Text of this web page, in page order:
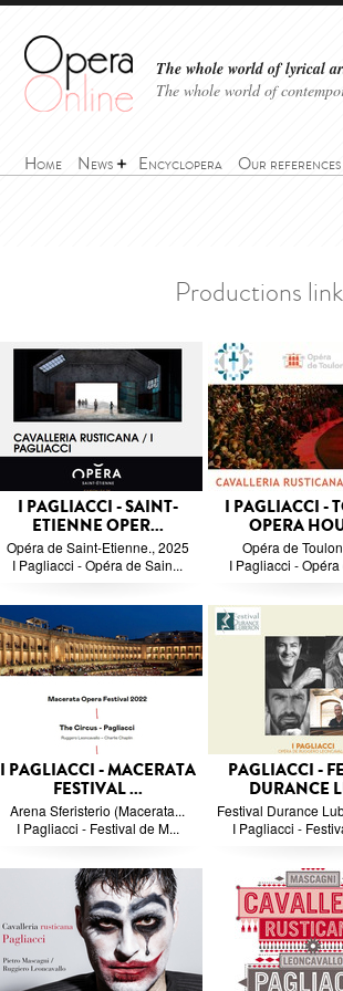
The whole world of lyrical
The whole world of
Home News Encyclopera Our references
Productions
I PAGLIACCI - SAINT-
ETIENNE OPER...
Opéra de Saint-Etienne., 2025
I Pagliacci - Opéra de Sain...
I PAGLIACCI -
OPERA
Opéra de
I Pagliacci - Opéra
I PAGLIACCI - MACERATA
FESTIVAL ...
Arena Sferisterio (Macerata...
I Pagliacci - Festival de M...
PAGLIACCI -
DURANCE
Festival Durance
I Pagliacci -